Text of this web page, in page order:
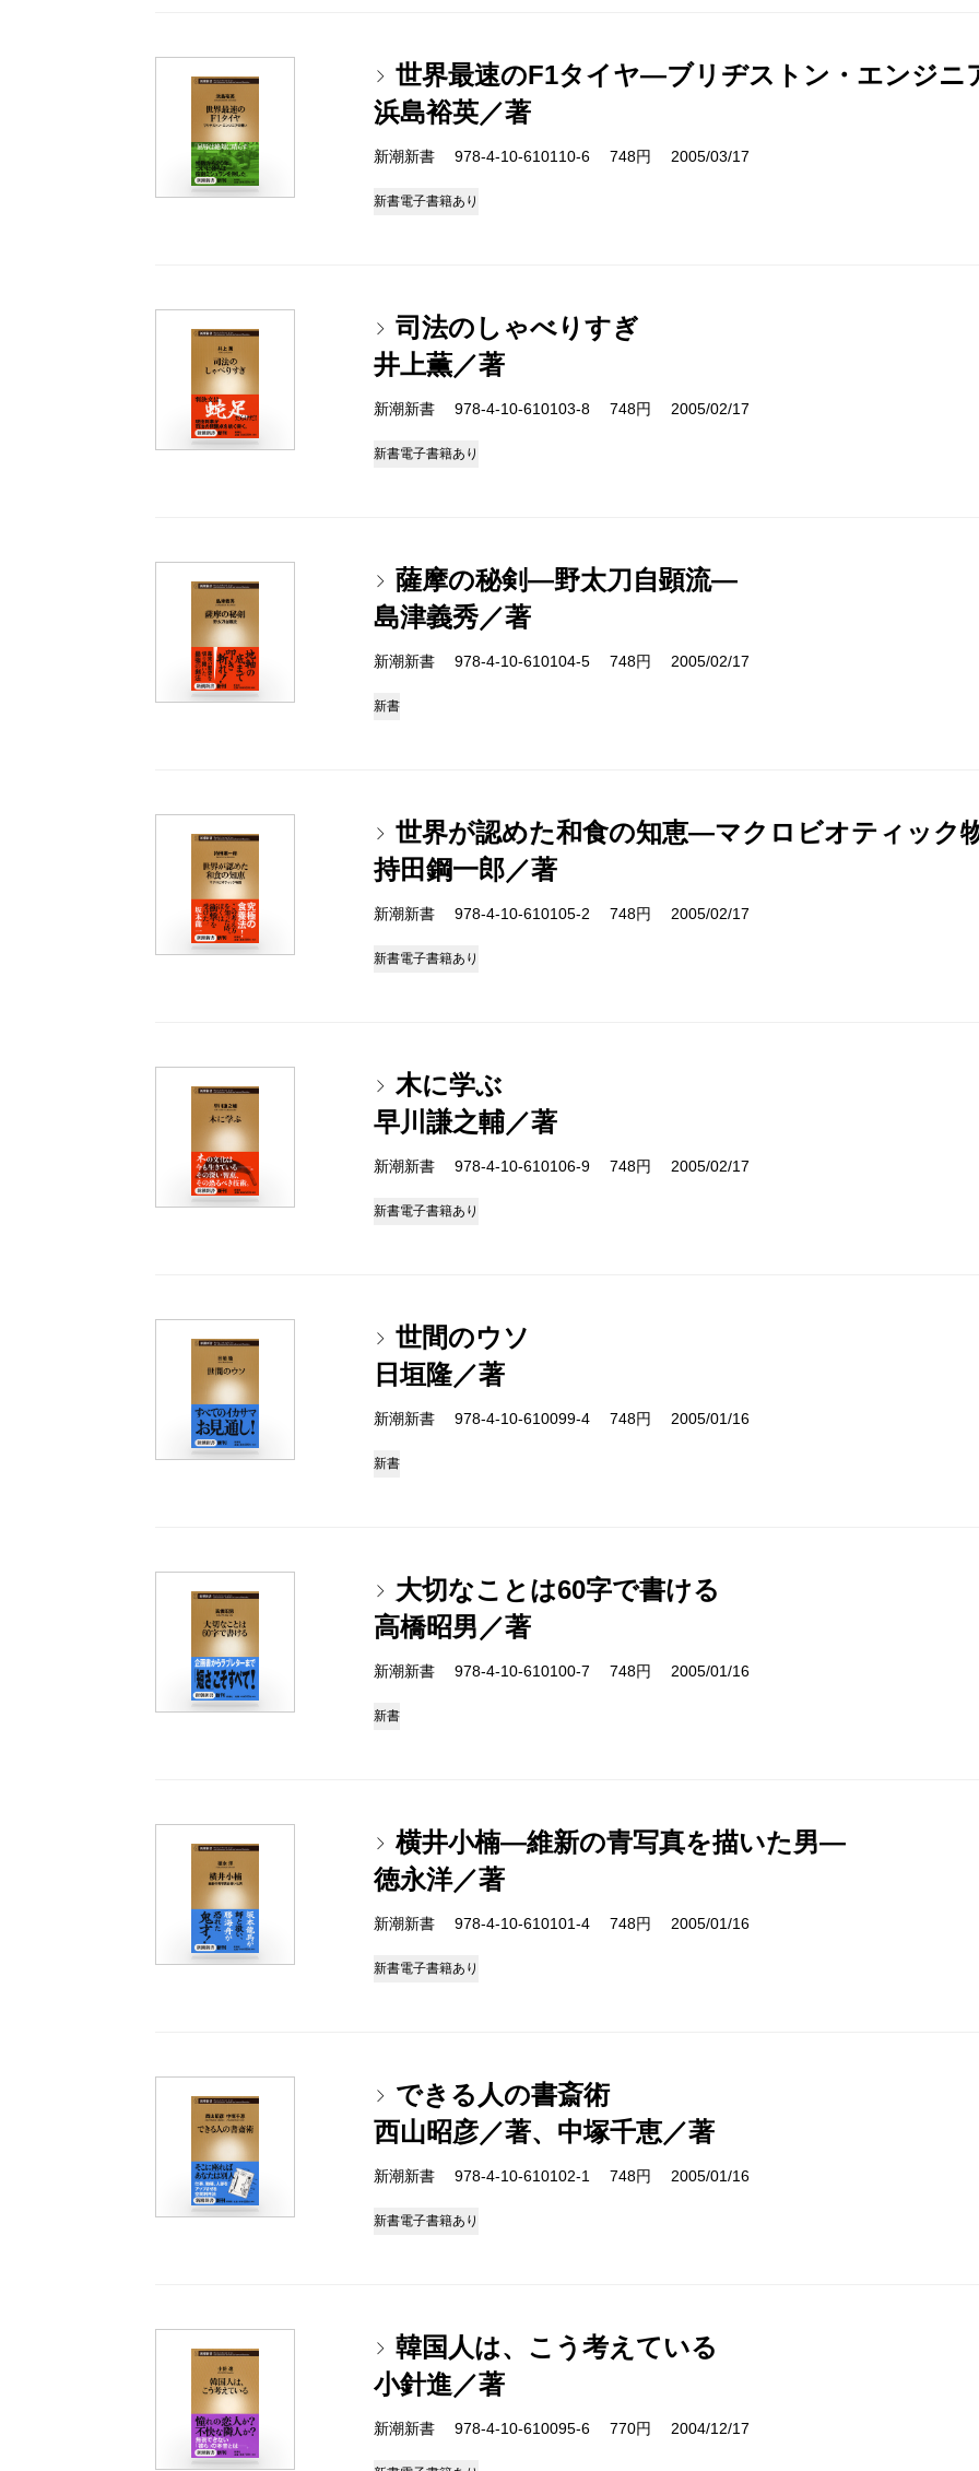
世界最速のF1タイヤ―ブリヂストン・エンジ
浜島裕英／著
新潮新書 978-4-10-610110-6 748円 2005/03/17
新書電子書籍あり
司法のしゃべりすぎ
井上薫／著
新潮新書 978-4-10-610103-8 748円 2005/02/17
新書電子書籍あり
薩摩の秘剣―野太刀自顕流―
島津義秀／著
新潮新書 978-4-10-610104-5 748円 2005/02/17
新書
世界が認めた和食の知恵―マクロビオティック
持田鋼一郎／著
新潮新書 978-4-10-610105-2 748円 2005/02/17
新書電子書籍あり
木に学ぶ
早川謙之輔／著
新潮新書 978-4-10-610106-9 748円 2005/02/17
新書電子書籍あり
世間のウソ
日垣隆／著
新潮新書 978-4-10-610099-4 748円 2005/01/16
新書
大切なことは60字で書ける
高橋昭男／著
新潮新書 978-4-10-610100-7 748円 2005/01/16
新書
横井小楠―維新の青写真を描いた男―
徳永洋／著
新潮新書 978-4-10-610101-4 748円 2005/01/16
新書電子書籍あり
できる人の書斎術
西山昭彦／著、中塚千恵／著
新潮新書 978-4-10-610102-1 748円 2005/01/16
新書電子書籍あり
韓国人は、こう考えている
小針進／著
新潮新書 978-4-10-610095-6 770円 2004/12/17